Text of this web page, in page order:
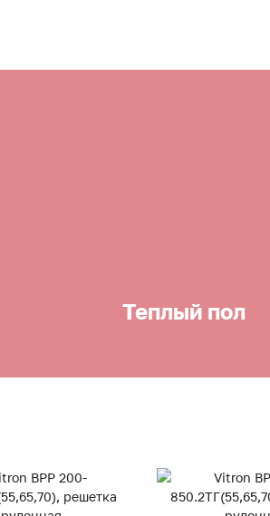
Теплый пол